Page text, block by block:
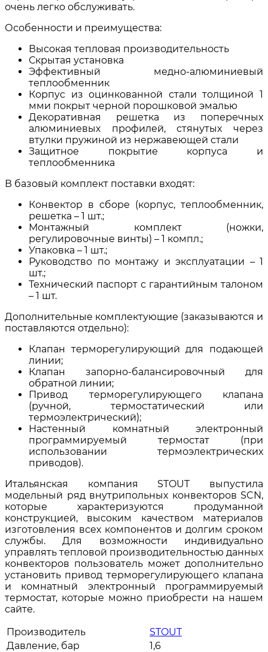
очень легко обслуживать.
Особенности и преимущества:
Высокая тепловая производительность
Скрытая установка
Эффективный медно-алюминиевый
теплообменник
Корпус из оцинкованной стали толщиной 1
мми покрыт черной порошковой эмалью
Декоративная решетка из поперечных
алюминиевых профилей, стянутых через
втулки пружиной из нержавеющей стали
Защитное покрытие корпуса и
теплообменника
В базовый комплект поставки входят:
Конвектор в сборе (корпус, теплообменник,
решетка – 1 шт.;
Монтажный комплект (ножки,
регулировочные винты) – 1 компл.;
Упаковка – 1 шт.;
Руководство по монтажу и эксплуатации – 1
шт.;
Технический паспорт с гарантийным талоном
– 1 шт.
Дополнительные комплектующие (заказываются и
поставляются отдельно):
Клапан терморегулирующий для подающей
линии;
Клапан запорно-балансировочный для
обратной линии;
Привод терморегулирующего клапана
(ручной, термостатический или
термоэлектрический);
Настенный комнатный электронный
программируемый термостат (при
использовании термоэлектрических
приводов).
Итальянская компания STOUT выпустила
модельный ряд внутрипольных конвекторов SCN,
которые характеризуются продуманной
конструкцией, высоким качеством материалов
изготовления всех компонентов и долгим сроком
службы. Для возможности индивидуально
управлять тепловой производительностью данных
конвекторов пользователь может дополнительно
установить привод терморегулирующего клапана
и комнатный электронный программируемый
термостат, которые можно приобрести на нашем
сайте.
Производитель
STOUT
Давление, бар
1,6